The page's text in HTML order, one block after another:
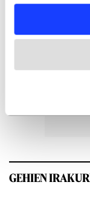
and set your
fitxategiak
esplizitua
GEHIEN